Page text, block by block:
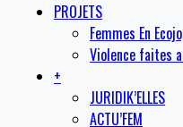
PROJETS
Femmes En
Violence faites
+
JURIDIK’ELLES
ACTU’FEM